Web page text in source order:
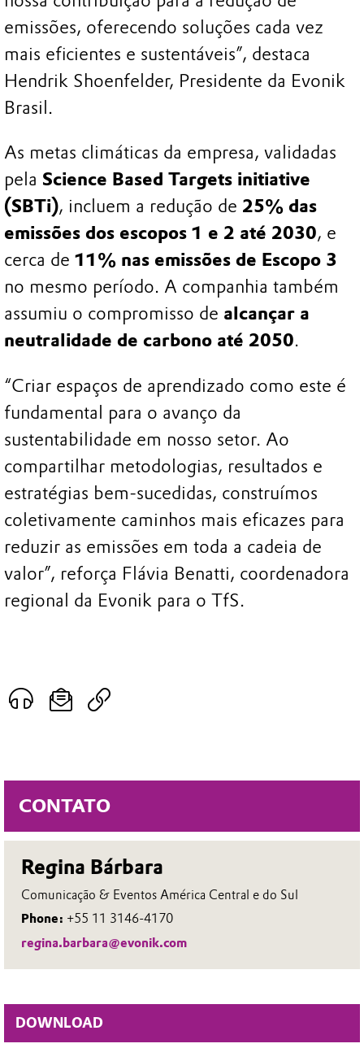
CONTATO
Regina Bárbara
Comunicação & Eventos América Central e do Sul
Phone: +55 11 3146-4170
regina.barbara@evonik.com
DOWNLOAD
emissões, oferecendo soluções cada vez
mais eficientes e sustentáveis”, destaca
Hendrik Shoenfelder, Presidente da Evonik
Brasil.
As metas climáticas da empresa, validadas
pela Science Based Targets initiative
(SBTi), incluem a redução de 25% das
emissões dos escopos 1 e 2 até 2030, e
cerca de 11% nas emissões de Escopo 3
no mesmo período. A companhia também
assumiu o compromisso de alcançar a
neutralidade de carbono até 2050.
“Criar espaços de aprendizado como este é
fundamental para o avanço da
sustentabilidade em nosso setor. Ao
compartilhar metodologias, resultados e
estratégias bem-sucedidas, construímos
coletivamente caminhos mais eficazes para
reduzir as emissões em toda a cadeia de
valor”, reforça Flávia Benatti, coordenadora
regional da Evonik para o TfS.